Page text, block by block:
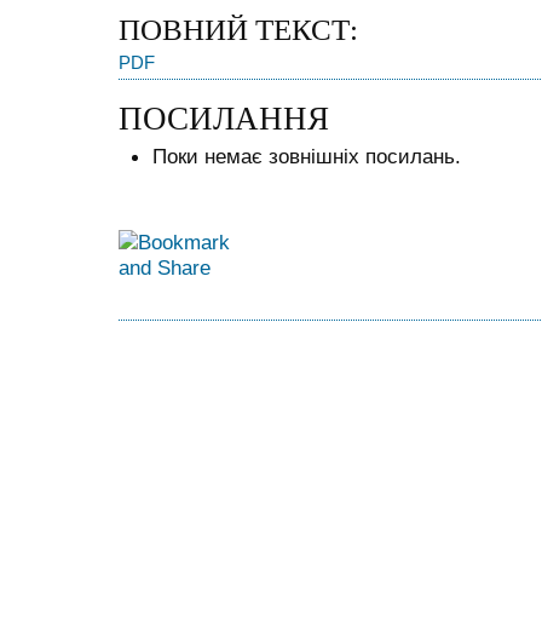
ПОВНИЙ ТЕКСТ:
PDF
ПОСИЛАННЯ
Поки немає зовнішніх посилань.